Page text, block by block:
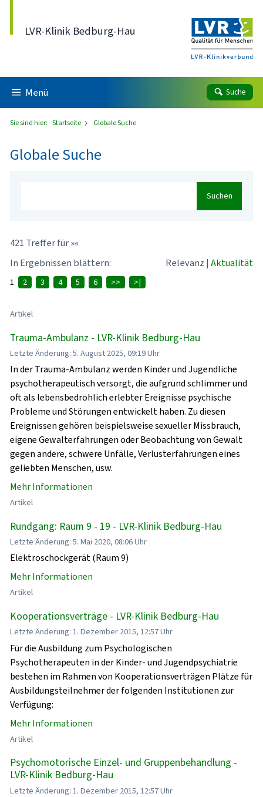
LVR-Klinik Bedburg-Hau
Menü Suche
Sie sind hier: Startseite Globale Suche
Globale Suche
Suchen
421 Treffer für »«
In Ergebnissen blättern:
Relevanz | Aktualität
1 2 3 4 5 6 >> >|
Artikel
Trauma-Ambulanz - LVR-Klinik Bedburg-Hau
Letzte Änderung: 5. August 2025, 09:19 Uhr
In der Trauma-Ambulanz werden Kinder und Jugendliche
psychotherapeutisch versorgt, die aufgrund schlimmer und
oft als lebensbedrohlich erlebter Ereignisse psychische
Probleme und Störungen entwickelt haben. Zu diesen
Ereignissen gehören beispielsweise sexueller Missbrauch,
eigene Gewalterfahrungen oder Beobachtung von Gewalt
gegen andere, schwere Unfälle, Verlusterfahrungen eines
geliebten Menschen, usw.
Mehr Informationen
Artikel
Rundgang: Raum 9 - 19 - LVR-Klinik Bedburg-Hau
Letzte Änderung: 5. Mai 2020, 08:06 Uhr
Elektroschockgerät (Raum 9)
Mehr Informationen
Artikel
Kooperationsverträge - LVR-Klinik Bedburg-Hau
Letzte Änderung: 1. Dezember 2015, 12:57 Uhr
Für die Ausbildung zum Psychologischen
Psychotherapeuten in der Kinder- und Jugendpsychiatrie
bestehen im Rahmen von Kooperationsverträgen Plätze für
Ausbildungsteilnehmer der folgenden Institutionen zur
Verfügung:
Mehr Informationen
Artikel
Psychomotorische Einzel- und Gruppenbehandlung -
LVR-Klinik Bedburg-Hau
Letzte Änderung: 1. Dezember 2015, 12:57 Uhr